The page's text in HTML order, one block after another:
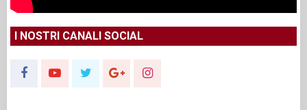
I NOSTRI CANALI SOCIAL